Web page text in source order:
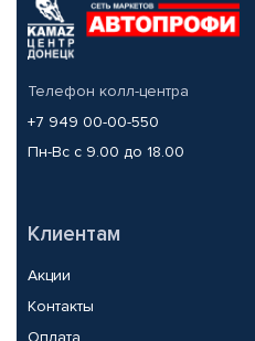
Телефон колл-центра
+7 949 00-00-550
Пн-Вс с 9.00 до 18.00
Клиентам
Акции
Контакты
Оплата